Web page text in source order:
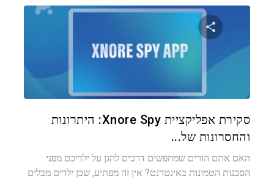
שתף מאמר זה
סקירת אפליקציית Xnore Spy: היתרונות
והחסרונות של...
האם אתם הורים שמחפשים דרכים להגן על ילדיכם מפני
הסכנות הטמונות באינטרנט? אין זה מפתיע, שכן ילדים מבלים